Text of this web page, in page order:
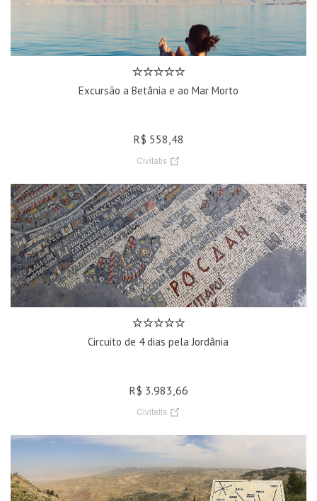
Excursão a Betânia e ao Mar Morto
R$ 558,48
Civitatis
Circuito de 4 dias pela Jordânia
R$ 3.983,66
Civitatis